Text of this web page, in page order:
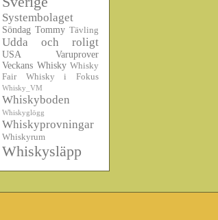
Systembolaget
Söndag Tommy Tävling
Udda och roligt
USA
Varuprover
Veckans Whisky Whisky
Fair
Whisky i Fokus
Whisky_VM
Whiskyboden
Whiskyglögg
Whiskyprovningar
Whiskyrum
Whiskysläpp